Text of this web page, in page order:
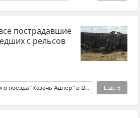
пострадавшие
с рельсов
Еще 5
Адлер Казань Новости